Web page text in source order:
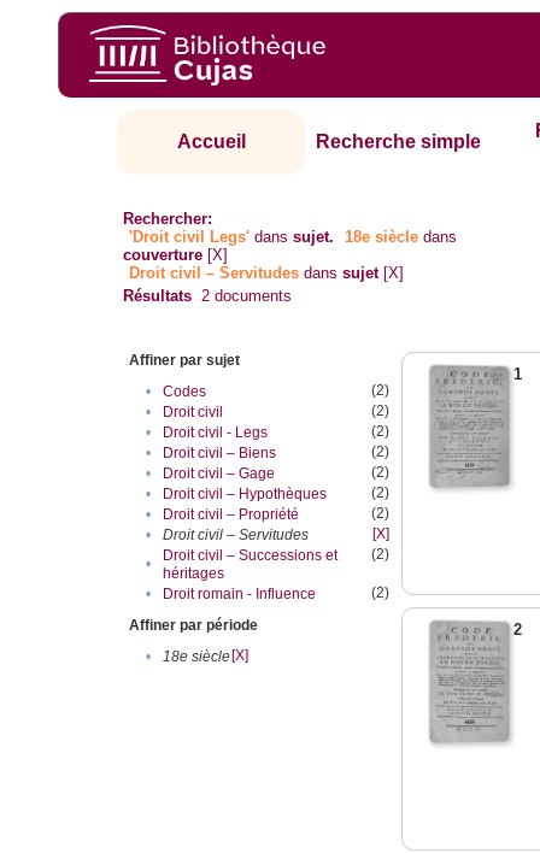
Accueil Recherche simple
Rechercher:
'Droit civil Legs' danssujet. 18e siècle dans
couverture [X]
Droit civil – Servitudes danssujet [X]
Résultats 2 documents
Affiner par sujet
•
Codes
(2)
•
Droit civil
(2)
•
Droit civil - Legs
(2)
•
Droit civil – Biens
(2)
•
Droit civil – Gage
(2)
•
Droit civil – Hypothèques
(2)
•
Droit civil – Propriété
(2)
•
Droit civil – Servitudes
[X]
•
Droit civil – Successions et
héritages
(2)
• Droit romain - Influence
(2)
Affiner par période
•
18e siècle[X]
1
2